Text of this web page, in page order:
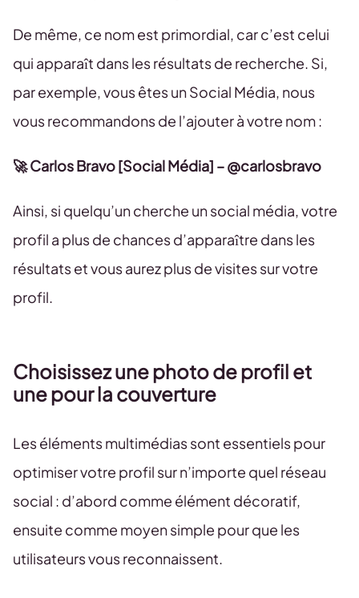
De même, ce nom est primordial, car c’est celui
qui apparaît dans les résultats de recherche. Si,
par exemple, vous êtes un Social Média, nous
vous recommandons de l’ajouter à votre nom :
🚀 Carlos Bravo [Social Média] – @carlosbravo
Ainsi, si quelqu’un cherche un social média, votre
profil a plus de chances d’apparaître dans les
résultats et vous aurez plus de visites sur votre
profil.
Choisissez une photo de profil et
une pour la couverture
Les éléments multimédias sont essentiels pour
optimiser votre profil sur n’importe quel réseau
social : d’abord comme élément décoratif,
ensuite comme moyen simple pour que les
utilisateurs vous reconnaissent.